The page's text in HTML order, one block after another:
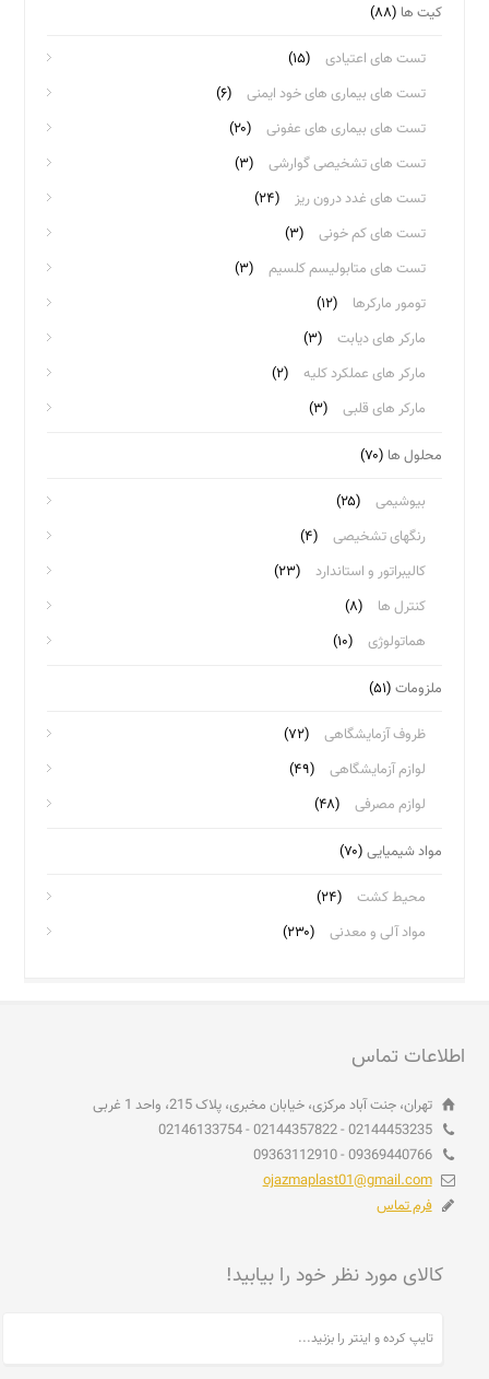
کیت ها (۸۸)
تست های اعتیادی
(۱۵)
تست های بیماری های خود ایمنی
(۶)
تست های بیماری های عفونی
(۲۰)
تست های تشخیصی گوارشی
(۳)
تست های غدد درون ریز
(۲۴)
تست های کم خونی
(۳)
تست های متابولیسم کلسیم
(۳)
تومور مارکرها
(۱۲)
مارکر های دیابت
(۳)
مارکر های عملکرد کلیه
(۲)
مارکر های قلبی
(۳)
محلول ها (۷۰)
بیوشیمی
(۲۵)
رنگهای تشخیصی
(۴)
کالیبراتور و استاندارد
(۲۳)
کنترل ها
(۸)
هماتولوژی
(۱۰)
ملزومات (۵۱)
ظروف آزمایشگاهی
(۷۲)
لوازم آزمایشگاهی
(۴۹)
لوازم مصرفی
(۴۸)
مواد شیمیایی (۷۰)
محیط کشت
(۲۴)
مواد آلی و معدنی
(۲۳۰)
اطلاعات تماس
تهران، جنت آباد مرکزی، خیابان مخبری، پلاک 215، واحد 1 غربی
02144453235 - 02144357822 - 02146133754
09369440766 - 09363112910
ojazmaplast01@gmail.com
فرم تماس
کالای مورد نظر خود را بیابید!